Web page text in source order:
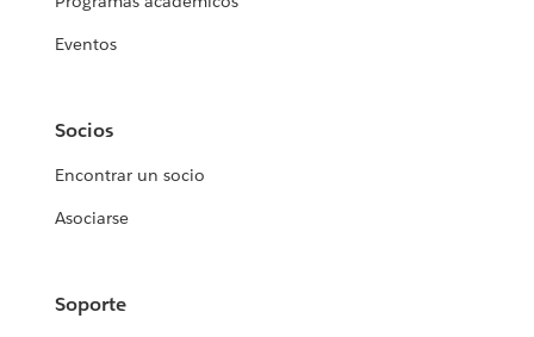
Eventos
Socios
Encontrar un socio
Asociarse
Soporte